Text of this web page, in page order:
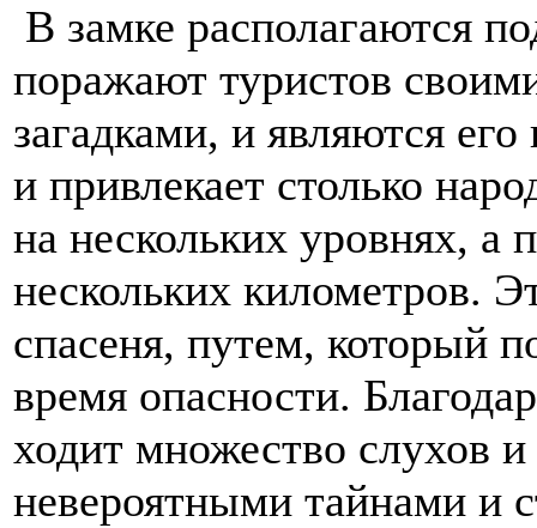
В замке располагаются
поражают туристов
загадками, и являются
и привлекает столько
на нескольких уровнях, а
нескольких километров.
спасеня, путем, который
время опасности.
ходит множество слухов
невероятными тайнами и